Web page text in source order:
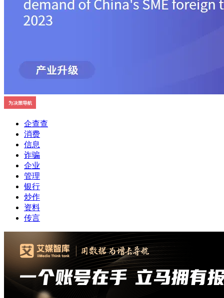
企查查
消费
信息
诈骗
企业
管理
银行
炒作
资料
传言